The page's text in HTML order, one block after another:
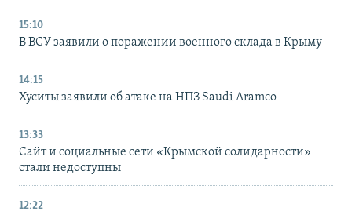
15:10
В ВСУ заявили о поражении военного склада в Крыму
14:15
Хуситы заявили об атаке на НПЗ Saudi Aramco
13:33
Сайт и социальные сети «Крымской солидарности»
стали недоступны
12:22